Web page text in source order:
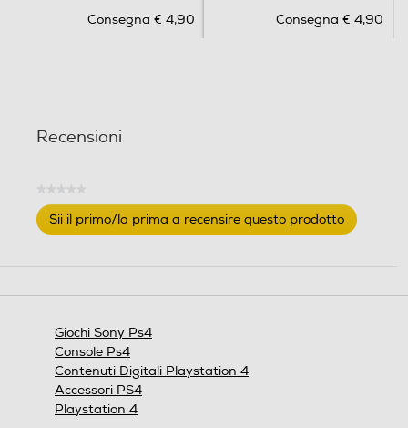
Consegna € 4,90 Consegna € 4,90
Recensioni
Nessuna
valutazione
Sii il primo/la prima a recensire questo prodotto
.
finestra
modale.
Giochi Sony Ps4
Console Ps4
Contenuti Digitali Playstation 4
Accessori PS4
Playstation 4